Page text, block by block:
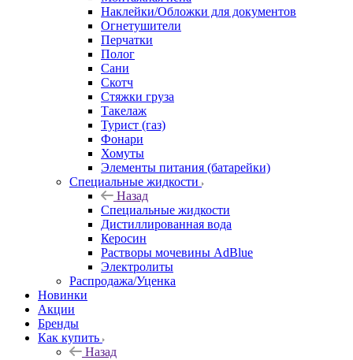
Наклейки/Обложки для документов
Огнетушители
Перчатки
Полог
Сани
Скотч
Стяжки груза
Такелаж
Турист (газ)
Фонари
Хомуты
Элементы питания (батарейки)
Специальные жидкости
Назад
Специальные жидкости
Дистиллированная вода
Керосин
Растворы мочевины AdBlue
Электролиты
Распродажа/Уценка
Новинки
Акции
Бренды
Как купить
Назад